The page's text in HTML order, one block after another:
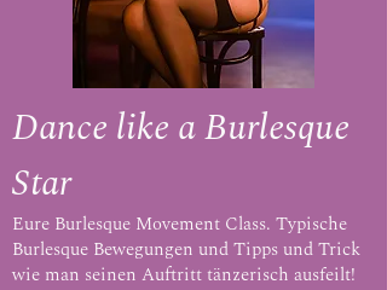
Dance like a Burlesque
Star
Eure Burlesque Movement Class. Typische
Burlesque Bewegungen und Tipps und Trick
wie man seinen Auftritt tänzerisch ausfeilt!